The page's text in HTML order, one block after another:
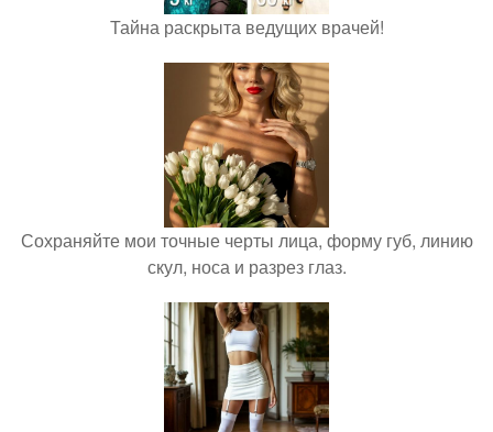
Тайна раскрыта ведущих врачей!
Сохраняйте мои точные черты лица, форму губ, линию
скул, носа и разрез глаз.